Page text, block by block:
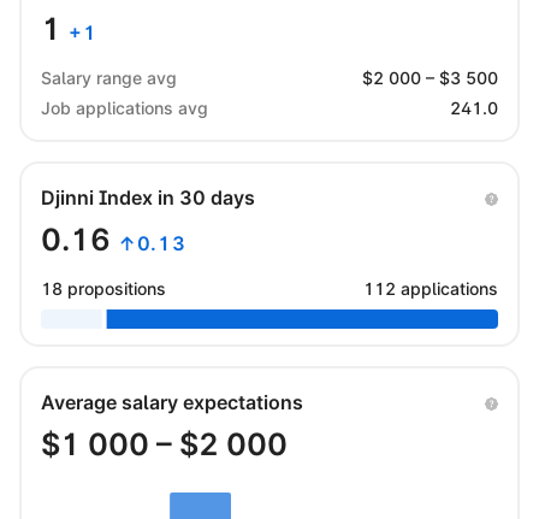
1 + 1
Salary range avg $2 000 – $3 500
Job applications avg
241.0
Djinni Index in 30 days
0.16 ↑0.13
18 propositions 112 applications
Average salary expectations
$1 000 – $2 000